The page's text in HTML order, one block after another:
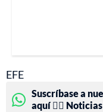
EFE
Suscríbase a
aquí 👉🏻